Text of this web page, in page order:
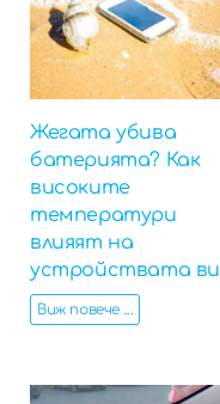
Жегата убива
батерията? Как
високите
температури
влияят на
устройствата ви
Виж повече ...